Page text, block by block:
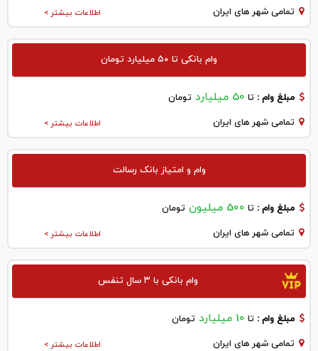
اطلاعات بیشتر > تمامی شهر های ایران
وام بانکی تا ۵۰ میلیارد تومان
مبلغ وام : تا 50 میلیارد تومان
اطلاعات بیشتر > تمامی شهر های ایران
وام و امتیاز بانک رسالت
مبلغ وام : تا 500 میلیون تومان
اطلاعات بیشتر > تمامی شهر های ایران
وام بانکی با ۳ سال تنفس
مبلغ وام : تا 10 میلیارد تومان
اطلاعات بیشتر > تمامی شهر های ایران